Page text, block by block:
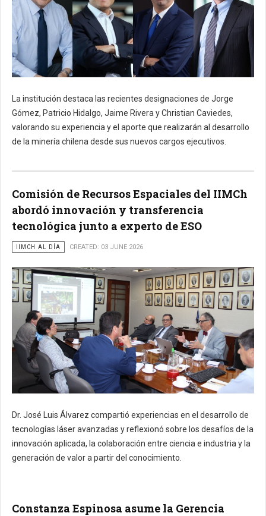
La institución destaca las recientes designaciones de Jorge
Gómez, Patricio Hidalgo, Jaime Rivera y Christian Caviedes,
valorando su experiencia y el aporte que realizarán al desarrollo
de la minería chilena desde sus nuevos cargos ejecutivos.
Comisión de Recursos Espaciales del IIMCh
abordó innovación y transferencia
tecnológica junto a experto de ESO
IIMCH AL DÍA CREATED: 03 JUNE 2026
Dr. José Luis Álvarez compartió experiencias en el desarrollo de
tecnologías láser avanzadas y reflexionó sobre los desafíos de la
innovación aplicada, la colaboración entre ciencia e industria y la
generación de valor a partir del conocimiento.
Constanza Espinosa asume la Gerencia